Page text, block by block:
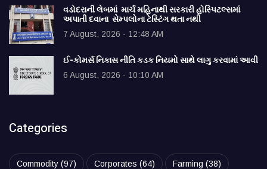
વડોદરાની લેબમાં માર્ચ મહિનાથી સરકારી હોસ્પિટલ્સમાં
અપાતી દવાના સેમ્પલોના ટેસ્ટિંગ થતા નથી
7 August, 2026 - 12:48 AM
ઈ-કોમર્સ નિકાસ નીતિ કડક નિયમો સાથે લાગુ કરવામાં આવી
6 August, 2026 - 10:10 AM
Categories
Commodity (97) Corporates (64) Farming (38)